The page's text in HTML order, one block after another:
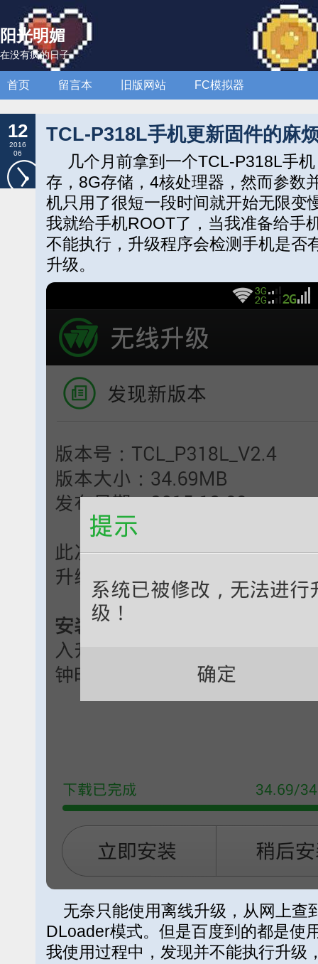
阳光明媚
在没有疯的日子
首页 留言本 旧版网站 FC模拟器
12
2016
06
TCL-P318L手机更新固件的麻
几个月前拿到一个TCL-P318L手机
存，8G存储，4核处理器，然而参数
机只用了很短一段时间就开始无限变
我就给手机ROOT了，当我准备给手
不能执行，升级程序会检测手机是否
升级。
无奈只能使用离线升级，从网上查
DLoader模式。但是百度到的都是使
我使用过程中，发现并不能执行升级